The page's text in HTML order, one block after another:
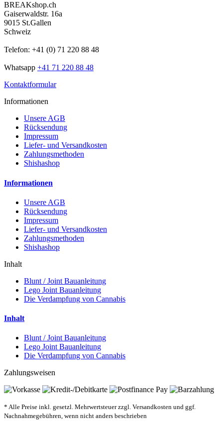
BREAKshop.ch
Gaiserwaldstr. 16a
9015 St.Gallen
Schweiz
Telefon: +41 (0) 71 220 88 48
Whatsapp +41 71 220 88 48
Kontaktformular
Informationen
Unsere AGB
Rücksendung
Impressum
Liefer- und Versandkosten
Zahlungsmethoden
Shishashop
Informationen
Unsere AGB
Rücksendung
Impressum
Liefer- und Versandkosten
Zahlungsmethoden
Shishashop
Inhalt
Blunt / Joint Bauanleitung
Lego Joint Bauanleitung
Die Verdampfung von Cannabis
Inhalt
Blunt / Joint Bauanleitung
Lego Joint Bauanleitung
Die Verdampfung von Cannabis
Zahlungsweisen
* Alle Preise inkl. gesetzl. Mehrwertsteuer zzgl. Versandkosten und ggf.
Nachnahmegebühren, wenn nicht anders beschrieben